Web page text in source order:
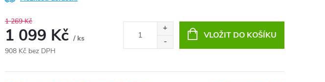
1 269 Kč
1 099 Kč / ks
908 Kč bez DPH
cena:
VLOŽIT DO KOŠÍKU